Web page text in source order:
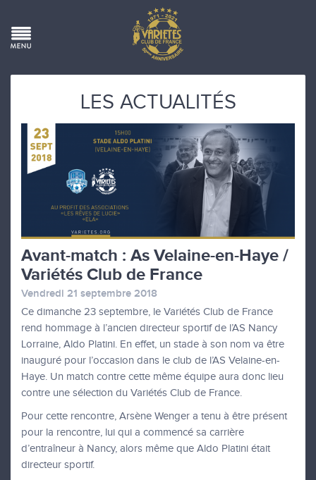
LES ACTUALITÉS
Avant-match : As Velaine-en-Haye /
Variétés Club de France
Vendredi 21 septembre 2018
Ce dimanche 23 septembre, le Variétés Club de France
rend hommage à l’ancien directeur sportif de l’AS Nancy
Lorraine, Aldo Platini. En effet, un stade à son nom va être
inauguré pour l’occasion dans le club de l’AS Velaine-en-
Haye. Un match contre cette même équipe aura donc lieu
contre une sélection du Variétés Club de France.
Pour cette rencontre, Arsène Wenger a tenu à être présent
pour la rencontre, lui qui a commencé sa carrière
d’entraîneur à Nancy, alors même que Aldo Platini était
directeur sportif.